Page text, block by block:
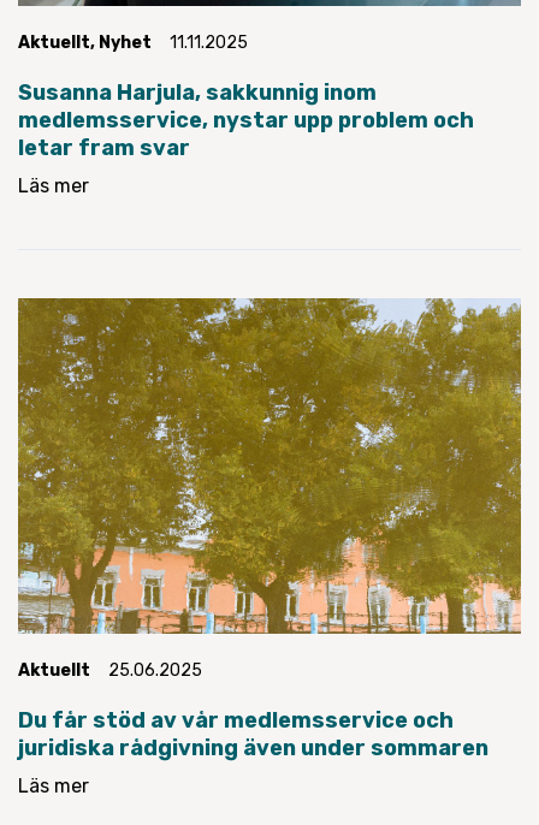
Aktuellt, Nyhet 11.11.2025
Susanna Harjula, sakkunnig inom
medlemsservice, nystar upp problem och
letar fram svar
Läs mer
Aktuellt 25.06.2025
Du får stöd av vår medlemsservice och
juridiska rådgivning även under sommaren
Läs mer